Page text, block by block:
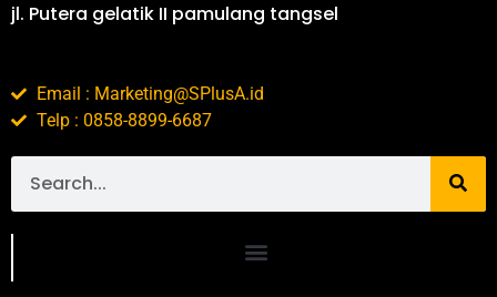
jl. Putera gelatik II pamulang tangsel
Email : Marketing@SPlusA.id
Telp : 0858-8899-6687